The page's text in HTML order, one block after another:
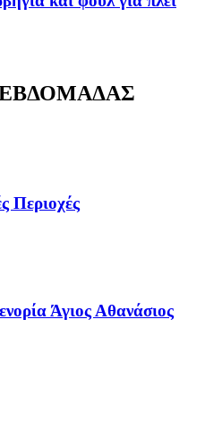
Περιοχές
Άγιος Αθανάσιος